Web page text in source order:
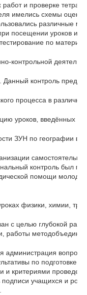
и проверке
имелись схемы
различные
посещении уроков и
по
контрольной
контроль
процесса в
уроков, введённых за
ЗУН по географии в
контроль был
помощи
физики, химии,
с целью глубокой
работы
вопросу
по подготовке
и критериями
подписи учащихся и